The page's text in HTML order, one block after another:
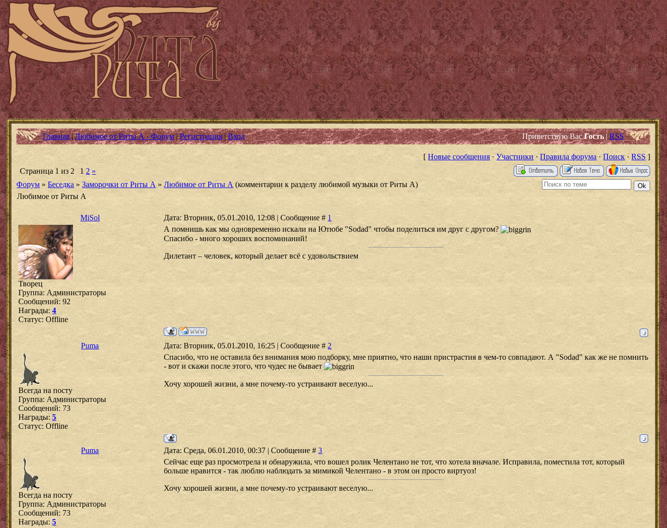
Главная|Любимое от Риты А - Форум|Регистрация|Вход Приветствую Вас Гость|RSS
[Новые сообщения ·Участники ·Правила форума·Поиск ·RSS]
Страница 1 из 2 1 2 »
Форум » Беседка » Заморочки от Риты А » Любимое от Риты А (комментарии к разделу любимой музыки от Риты А)
Любимое от Риты А
MiSol Дата: Вторник, 05.01.2010, 12:08 | Сообщение # 1
Творец
Группа: Администраторы
Сообщений:92
Награды:4
Статус:Offline
А помнишь как мы одновременно искали на Ютюбе "Sodad" чтобы поделиться им друг с другом?
Спасибо - много хороших воспоминаний!
Дилетант – человек, который делает всё с удовольствием
Puma Дата: Вторник, 05.01.2010, 16:25 | Сообщение #2
Всегда на посту
Группа: Администраторы
Сообщений: 73
Награды:5
Статус:Offline
Спасибо, что не оставила без внимания мою подборку, мне приятно, что наши пристрастия в чем-то совпадают. А "Sodad" как же не помнить
- вот и скажи после этого, что чудес не бывает
Хочу хорошей жизни, а мне почему-то устраивают веселую...
Puma Дата: Среда, 06.01.2010, 00:37 | Сообщение #3
Всегда на посту
Группа: Администраторы
Сообщений: 73
Награды:5
Сейчас еще раз просмотрела и обнаружила, что вошел ролик Челентано не тот, что хотела вначале. Исправила, поместила тот, который
больше нравится - так люблю наблюдать за мимикой Челентано - в этом он просто виртуоз!
Хочу хорошей жизни, а мне почему-то устраивают веселую...